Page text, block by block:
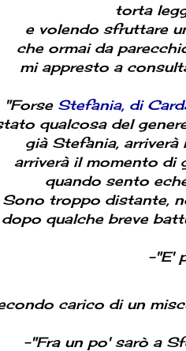
torta
e volendo sfruttare
che ormai da
mi appresto a
"Forse Stefania, di
qualcosa del
già Stefania,
arriverà il momento di
quando sento
Sono troppo distante,
dopo qualche breve
-"E'
carico di un
-"Fra un po' sarò a